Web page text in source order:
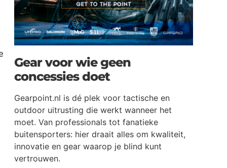
Gear voor wie geen
concessies doet
Gearpoint.nl is dé plek voor tactische en
outdoor uitrusting die werkt wanneer het
moet. Van professionals tot fanatieke
buitensporters: hier draait alles om kwaliteit,
innovatie en gear waarop je blind kunt
vertrouwen.